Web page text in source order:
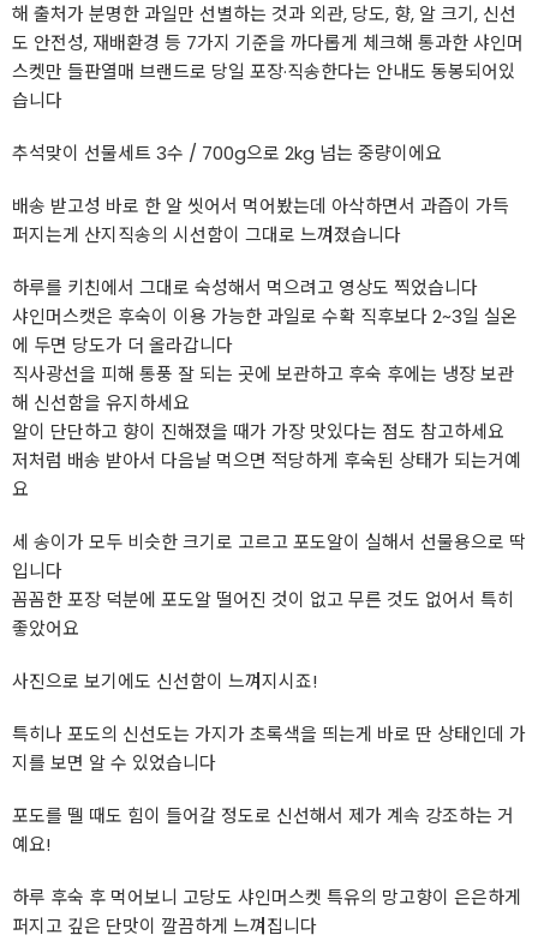
해 출처가 분명한 과일만 선별하는 것과 외관, 당도, 향, 알 크기, 신선
도 안전성, 재배환경 등 7가지 기준을 까다롭게 체크해 통과한 샤인머
스켓만 들판열매 브랜드로 당일 포장·직송한다는 안내도 동봉되어있
습니다
추석맞이 선물세트 3수 / 700g으로 2kg 넘는 중량이에요
배송 받고성 바로 한 알 씻어서 먹어봤는데 아삭하면서 과즙이 가득
퍼지는게 산지직송의 시선함이 그대로 느껴졌습니다
하루를 키친에서 그대로 숙성해서 먹으려고 영상도 찍었습니다
샤인머스캣은 후숙이 이용 가능한 과일로 수확 직후보다 2~3일 실온
에 두면 당도가 더 올라갑니다
직사광선을 피해 통풍 잘 되는 곳에 보관하고 후숙 후에는 냉장 보관
해 신선함을 유지하세요
알이 단단하고 향이 진해졌을 때가 가장 맛있다는 점도 참고하세요
저처럼 배송 받아서 다음날 먹으면 적당하게 후숙된 상태가 되는거예
요
세 송이가 모두 비슷한 크기로 고르고 포도알이 실해서 선물용으로 딱
입니다
꼼꼼한 포장 덕분에 포도알 떨어진 것이 없고 무른 것도 없어서 특히
좋았어요
사진으로 보기에도 신선함이 느껴지시죠!
특히나 포도의 신선도는 가지가 초록색을 띄는게 바로 딴 상태인데 가
지를 보면 알 수 있었습니다
포도를 뗄 때도 힘이 들어갈 정도로 신선해서 제가 계속 강조하는 거
예요!
하루 후숙 후 먹어보니 고당도 샤인머스켓 특유의 망고향이 은은하게
퍼지고 깊은 단맛이 깔끔하게 느껴집니다